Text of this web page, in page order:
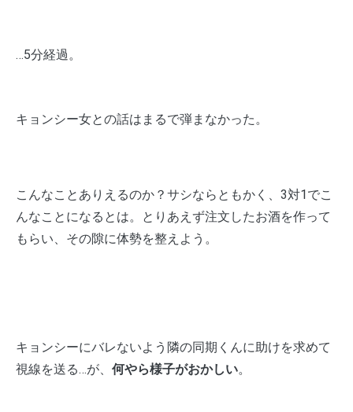
…5分経過。
キョンシー女との話はまるで弾まなかった。
こんなことありえるのか？サシならともかく、3対1でこ
んなことになるとは。とりあえず注文したお酒を作って
もらい、その隙に体勢を整えよう。
キョンシーにバレないよう隣の同期くんに助けを求めて
視線を送る…が、 何やら様子がおかしい。